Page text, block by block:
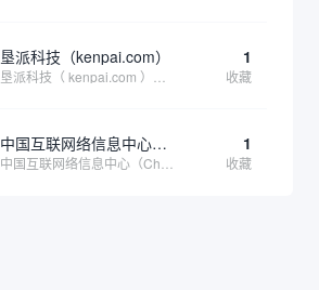
垦派科技（kenpai.com） 1
收藏
中国互联网络信息中心（CNNIC） 1
收藏